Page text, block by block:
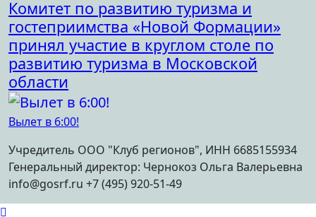
Комитет по развитию туризма и
гостеприимства «Новой Формации»
принял участие в круглом столе по
развитию туризма в Московской
области
Вылет в 6:00!
Учредитель ООО "Клуб регионов", ИНН 6685155934
Генеральный директор: Чернокоз Ольга Валерьевна
info@gosrf.ru +7 (495) 920-51-49